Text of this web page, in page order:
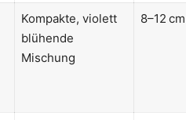
Kompakte, violett
blühende
Mischung
8–12 cm